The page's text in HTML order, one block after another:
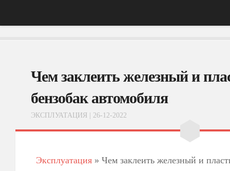
АвтоНовости
Тест-Драйв
ФотоОбзоры
ВидеоОбзоры
Чем заклеить железный и
бензобак автомобиля
ЭКСПЛУАТАЦИЯ | 26-12-2022
Эксплуатация » Чем заклеить железный и